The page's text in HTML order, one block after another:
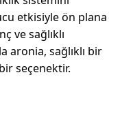
etkisiyle ön plana
ve sağlıklı
aronia, sağlıklı bir
seçenektir.